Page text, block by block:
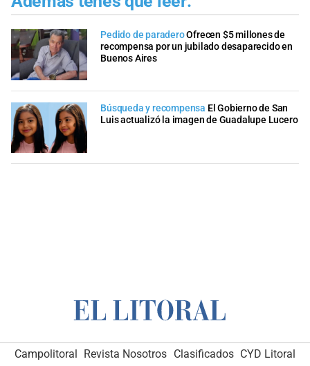
Pedido de paraderoOfrecen $5 millones de
recompensa por un jubilado desaparecido en
Buenos Aires
Búsqueda y recompensa El Gobierno de San
Luis actualizó la imagen de Guadalupe Lucero
Campolitoral Revista Nosotros Clasificados CYD Litoral